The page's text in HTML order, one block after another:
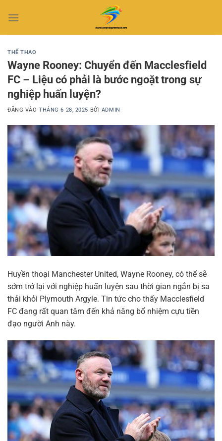
qua
THỂ THAO
Wayne Rooney: Chuyển đến Macclesfield
FC – Liệu có phải là bước ngoặt trong sự
nghiệp huấn luyện?
ĐĂNG VÀOTHÁNG 6 28, 2025 BỞI ADMIN
Huyền thoại Manchester United, Wayne Rooney, có thể sẽ
sớm trở lại với nghiệp huấn luyện sau thời gian ngắn bị sa
thải khỏi Plymouth Argyle. Tin tức cho thấy Macclesfield
FC đang rất quan tâm đến khả năng bổ nhiệm cựu tiền
đạo người Anh này.